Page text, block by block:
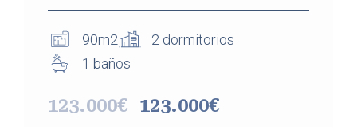
90m2
2 dormitorios
1 baños
123.000€ 123.000€